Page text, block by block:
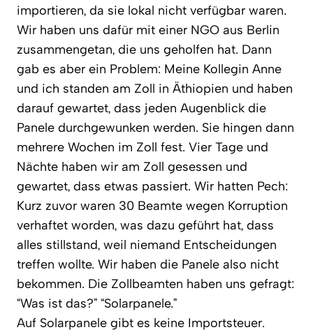
importieren, da sie lokal nicht verfügbar waren.
Wir haben uns dafür mit einer NGO aus Berlin
zusammengetan, die uns geholfen hat. Dann
gab es aber ein Problem: Meine Kollegin Anne
und ich standen am Zoll in Äthiopien und haben
darauf gewartet, dass jeden Augenblick die
Panele durchgewunken werden. Sie hingen dann
mehrere Wochen im Zoll fest. Vier Tage und
Nächte haben wir am Zoll gesessen und
gewartet, dass etwas passiert. Wir hatten Pech:
Kurz zuvor waren 30 Beamte wegen Korruption
verhaftet worden, was dazu geführt hat, dass
alles stillstand, weil niemand Entscheidungen
treffen wollte. Wir haben die Panele also nicht
bekommen. Die Zollbeamten haben uns gefragt:
“Was ist das?” “Solarpanele.”
Auf Solarpanele gibt es keine Importsteuer.